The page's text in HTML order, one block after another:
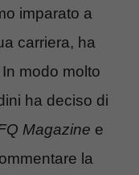
imparato a
carriera, ha
modo molto
ha deciso di
Magazine e
la